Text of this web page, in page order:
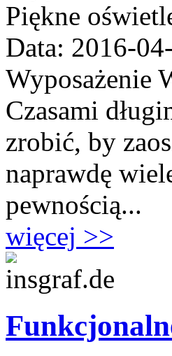
Piękne
Data: 2016-
Wyposażenie
Czasami
zrobić, by
naprawdę
pewnością...
więcej >>